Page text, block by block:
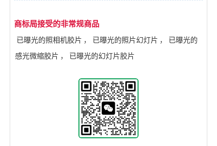
商标局接受的非常规商品
已曝光的照相机胶片 ， 已曝光的照片幻灯片 ，
已曝光的
感光微缩胶片 ， 已曝光的幻灯片胶片